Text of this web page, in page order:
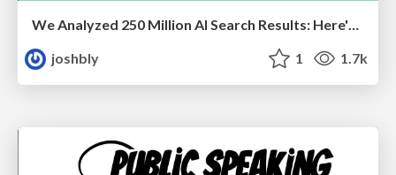
We Analyzed 250 Million AI Search Results: Here's What I Found
joshbly
1 1.7k